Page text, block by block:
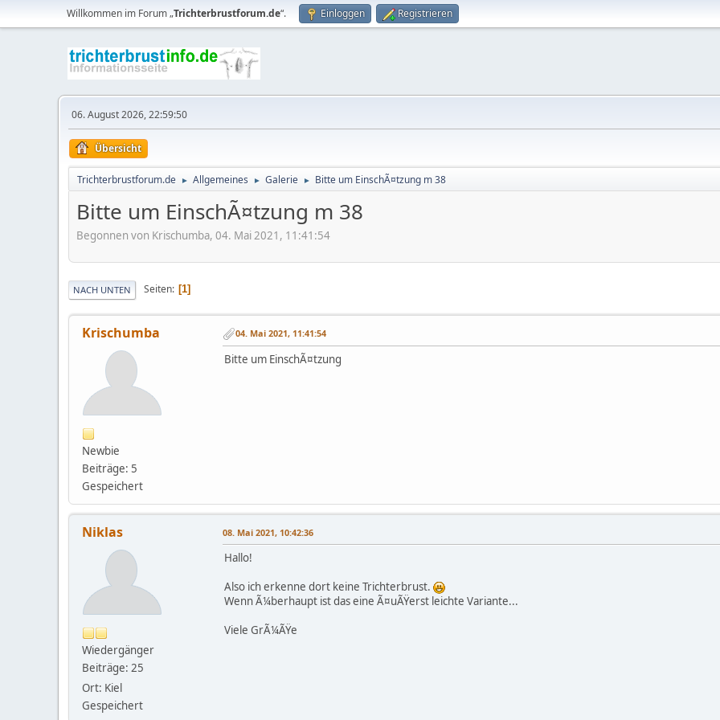
Willkommen im Forum „Trichterbrustforum.de“. Einloggen Registrieren
06. August 2026, 22:59:50
Übersicht
Trichterbrustforum.de ► Allgemeines ► Galerie ► Bitte um EinschÃ¤tzung m 38
Bitte um EinschÃ¤tzung m 38
Begonnen von Krischumba, 04. Mai 2021, 11:41:54
NACH UNTEN Seiten 1
Krischumba
Newbie
Beiträge: 5
Gespeichert
04. Mai 2021, 11:41:54
Bitte um EinschÃ¤tzung
Niklas
Wiedergänger
Beiträge: 25
Ort: Kiel
Gespeichert
08. Mai 2021, 10:42:36
Hallo!
Also ich erkenne dort keine Trichterbrust.
Wenn Ã¼berhaupt ist das eine Ã¤uÃŸerst leichte Variante...
Viele GrÃ¼ÃŸe